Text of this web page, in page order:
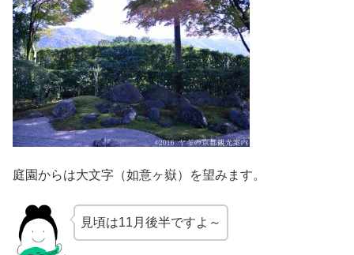
庭園からは大文字（如意ヶ嶽）を望みます。
見頃は11月後半ですよ～